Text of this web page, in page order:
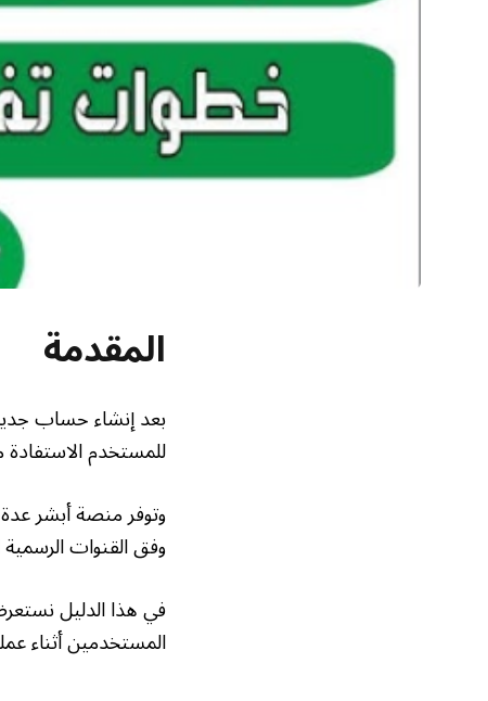
المقدمة
بعد إنشاء حساب
للمستخدم الاستفادة
وتوفر منصة أبشر
وفق القنوات
في هذا الدليل
المستخدمين أثناء